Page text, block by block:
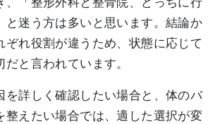
と迷う方は多いと思います。結論か
ぞれ役割が違うため、状態に応じて
と言われています。
を詳しく確認したい場合と、体のバ
整えたい場合では、適した選択が変